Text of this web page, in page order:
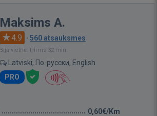
Maksims A.
4.9 · 560 atsauksmes
Bija vietnē: Pirms 32 min.
Latviski, По-русски, English
PRO
0,60€/Km